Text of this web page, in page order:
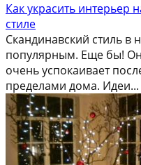
Как украсить интерьер
стиле
Скандинавский стиль
популярным. Еще бы!
очень успокаивает
пределами дома. Идеи...